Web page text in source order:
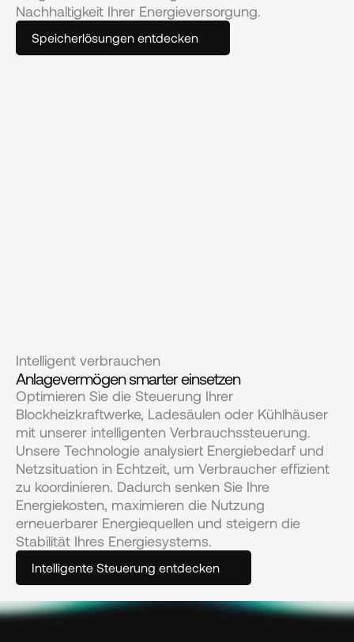
Nachhaltigkeit Ihrer Energieversorgung.
Speicherlösungen entdecken
Intelligent verbrauchen
Anlagevermögen smarter einsetzen
Optimieren Sie die Steuerung Ihrer
Blockheizkraftwerke, Ladesäulen oder Kühlhäuser
mit unserer intelligenten Verbrauchssteuerung.
Unsere Technologie analysiert Energiebedarf und
Netzsituation in Echtzeit, um Verbraucher effizient
zu koordinieren. Dadurch senken Sie Ihre
Energiekosten, maximieren die Nutzung
erneuerbarer Energiequellen und steigern die
Stabilität Ihres Energiesystems.
Intelligente Steuerung entdecken